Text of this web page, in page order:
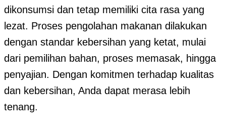
dikonsumsi dan tetap memiliki cita rasa yang
lezat. Proses pengolahan makanan dilakukan
dengan standar kebersihan yang ketat, mulai
dari pemilihan bahan, proses memasak, hingga
penyajian. Dengan komitmen terhadap kualitas
dan kebersihan, Anda dapat merasa lebih
tenang.